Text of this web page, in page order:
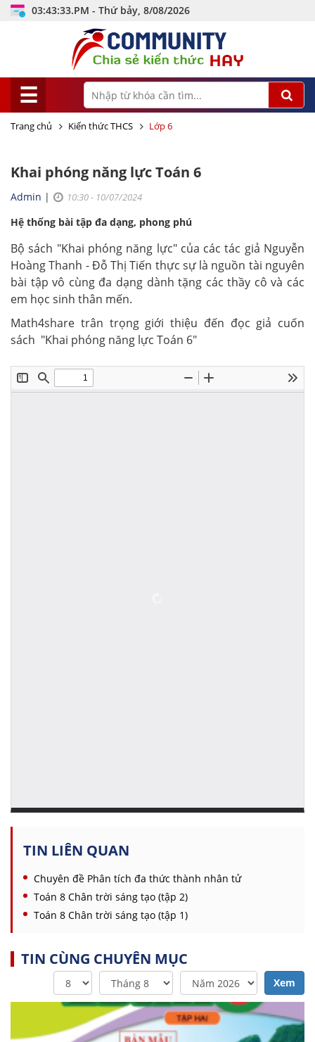
03:43:34.PM - Thứ bảy, 8/08/2026
☰
Trang chủ Kiến thức THCS Lớp 6
Khai phóng năng lực Toán 6
Admin | 10:30 - 10/07/2024
Hệ thống bài tập đa dạng, phong phú
Bộ sách "Khai phóng năng lực" của các tác giả Nguyễn
Hoàng Thanh - Đỗ Thị Tiến thực sự là nguồn tài nguyên
bài tập vô cùng đa dạng dành tặng các thầy cô và các
em học sinh thân mến.
Math4share trân trọng giới thiệu đến đọc giả cuốn
sách "Khai phóng năng lực Toán 6"
TIN LIÊN QUAN
Chuyên đề Phân tích đa thức thành nhân tử
Toán 8 Chân trời sáng tạo (tập 2)
Toán 8 Chân trời sáng tạo (tập 1)
TIN CÙNG CHUYÊN MỤC
Xem